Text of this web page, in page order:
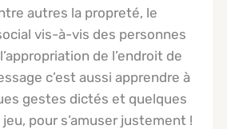
autres la propreté, le
vis-à-vis des personnes
de l’endroit de
c’est aussi apprendre à
gestes dictés et quelques
pour s’amuser justement !